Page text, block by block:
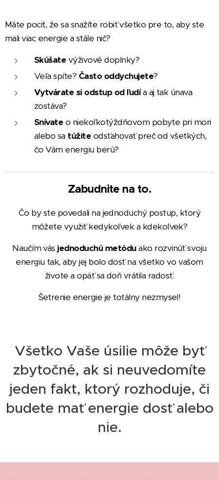
Máte pocit, že sa snažíte robiť všetko pre to, aby ste
mali viac energie a stále nič?
Skúšate výživové doplnky?
Veľa spíte? Často oddychujete?
Vytvárate si odstup od ľudía aj tak únava
zostáva?
Snívate o niekoľkotýždňovom pobyte pri mori
alebo sa túžite odsťahovať preč od všetkých,
čo Vám energiu berú?
Zabudnite na to.
Čo by ste povedali na jednoduchý postup, ktorý
môžete využiť kedykoľvek a kdekoľvek?
Naučím vás jednoduchú metóduako rozvinúť svoju
energiu tak, aby jej bolo dosť na všetko vo vašom
živote a opäť sa doň vrátila radosť.
Šetrenie energie je totálny nezmysel!
Všetko Vaše úsilie môže byť
zbytočné, ak si neuvedomíte
jeden fakt, ktorý rozhoduje, či
budete mať energie dosť alebo
nie.